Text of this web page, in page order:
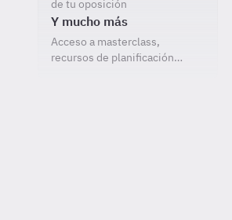
de tu oposición
Y mucho más
Acceso a masterclass,
recursos de planificación…